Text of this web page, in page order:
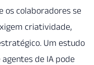
os colaboradores se
criatividade,
Um estudo
de IA pode